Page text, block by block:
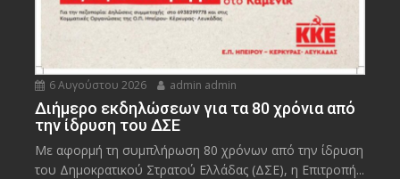
6 Αυγούστου 2026 admin admin
Διήμερο εκδηλώσεων για τα 80 χρόνια από
την ίδρυση του ΔΣΕ
Με αφορμή τη συμπλήρωση 80 χρόνων από την ίδρυση
του Δημοκρατικού Στρατού Ελλάδας (ΔΣΕ), η Επιτροπή...